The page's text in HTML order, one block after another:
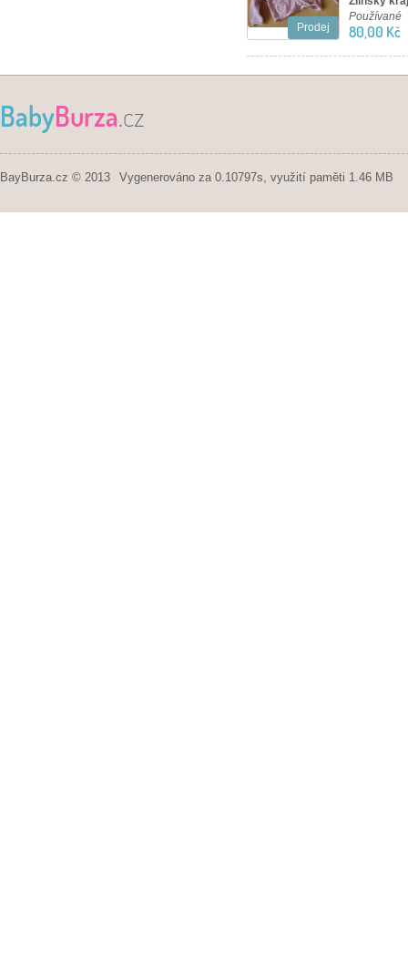
Prodej
Používané
80,00 Kč
BabyBurza.cz
BayBurza.cz © 2013 Vygenerováno za 0.10797s, využití paměti 1.46 MB